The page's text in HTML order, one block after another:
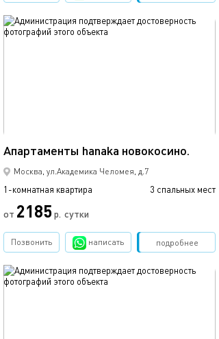
Апартаменты hanaka новокосино.
Москва, ул.Академика Челомея, д.7
1-комнатная квартира 3 спальных мест
от 2185р. сутки
обновлено 05.12.2022
подробнее
Позвонить написать Забронировать
обновлено 08.12.2024